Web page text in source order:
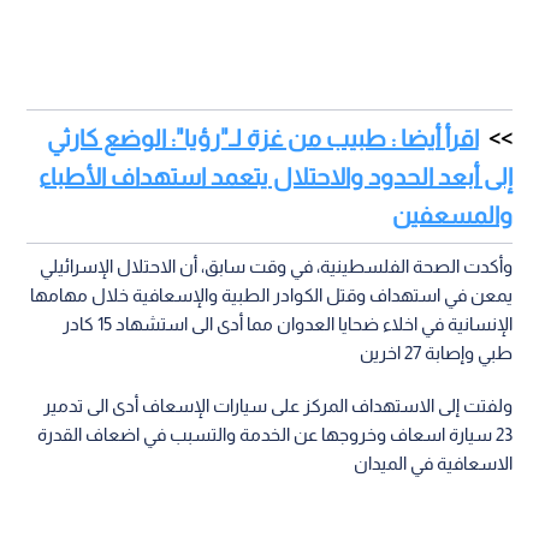
اقرأ أيضا : طبيب من غزة لـ"رؤيا": الوضع كارثي
إلى أبعد الحدود والاحتلال يتعمد استهداف الأطباء
والمسعفين
وأكدت الصحة الفلسطينية، في وقت سابق، أن الاحتلال الإسرائيلي
يمعن في استهداف وقتل الكوادر الطبية والإسعافية خلال مهامها
الإنسانية في اخلاء ضحايا العدوان مما أدى الى استشهاد 15 كادر
طبي وإصابة 27 اخرين
ولفتت إلى الاستهداف المركز على سيارات الإسعاف أدى الى تدمير
23 سيارة اسعاف وخروجها عن الخدمة والتسبب في اضعاف القدرة
الاسعافية في الميدان